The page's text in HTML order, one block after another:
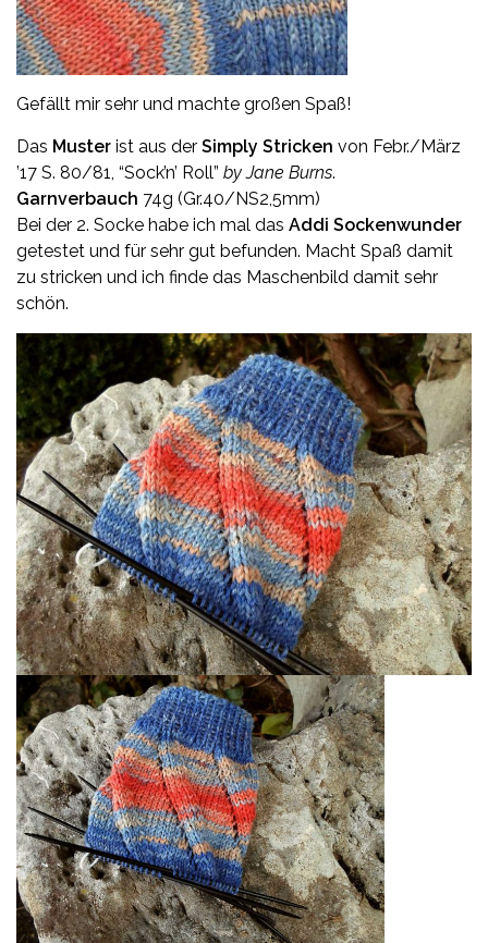
Gefällt mir sehr und machte großen Spaß!
Das Muster ist aus der Simply Stricken von Febr./März
’17 S. 80/81, “Sock’n’ Roll” by Jane Burns.
Garnverbauch 74g (Gr.40/NS2,5mm)
Bei der 2. Socke habe ich mal das Addi Sockenwunder
getestet und für sehr gut befunden. Macht Spaß damit
zu stricken und ich finde das Maschenbild damit sehr
schön.